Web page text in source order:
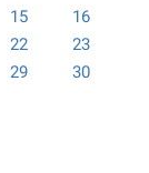
15
16
22
23
29
30